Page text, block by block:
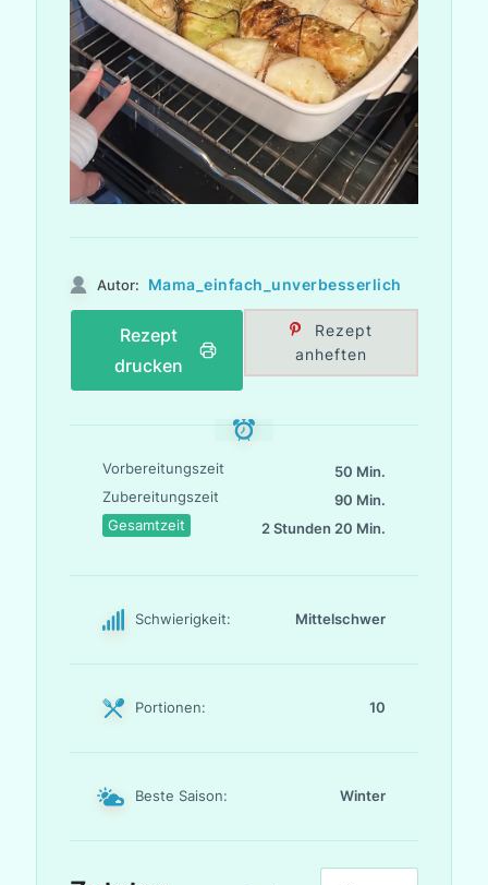
Autor: Mama_einfach_unverbesserlich
Rezept
drucken
Rezept
anheften
Vorbereitungszeit
50 Min.
Zubereitungszeit
90 Min.
Gesamtzeit
2 Stunden 20 Min.
Schwierigkeit: Mittelschwer
Portionen: 10
Beste Saison: Winter